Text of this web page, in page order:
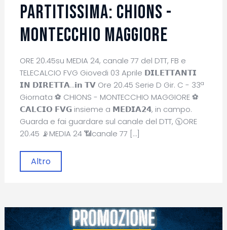
PARTITISSIMA: CHIONS -
MONTECCHIO MAGGIORE
ORE 20.45su MEDIA 24, canale 77 del DTT, FB e
TELECALCIO FVG Giovedi 03 Aprile 𝗗𝗜𝗟𝗘𝗧𝗧𝗔𝗡𝗧𝗜
𝗜𝗡 𝗗𝗜𝗥𝗘𝗧𝗧𝗔...𝗶𝗻 𝗧𝗩 Ore 20.45 Serie D Gir. C - 33ª
Giornata ⚽ CHIONS - MONTECCHIO MAGGIORE ⚽
𝗖𝗔𝗟𝗖𝗜𝗢 𝗙𝗩𝗚 insieme a 𝗠𝗘𝗗𝗜𝗔𝟮𝟰, in campo.
Guarda e fai guardare sul canale del DTT, 🕥ORE
20.45 📡MEDIA 24 📶canale 77 […]
Altro